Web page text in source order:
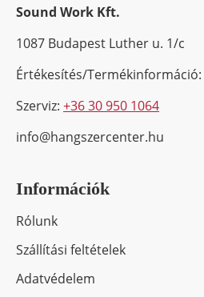
Sound Work Kft.
1087 Budapest Luther u. 1/c
Értékesítés/Termékinformáció:
Szerviz: +36 30 950 1064
info@hangszercenter.hu
Információk
Rólunk
Szállítási feltételek
Adatvédelem